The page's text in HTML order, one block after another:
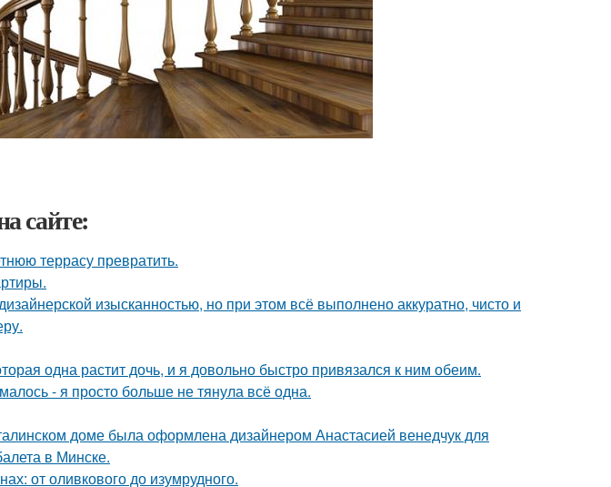
сайте:
террасу превратить.
изысканностью, но при этом всё выполнено аккуратно, чисто и
одна растит дочь, и я довольно быстро привязался к ним обеим.
- я просто больше не тянула всё одна.
доме была оформлена дизайнером Анастасией венедчук для
в Минске.
от оливкового до изумрудного.